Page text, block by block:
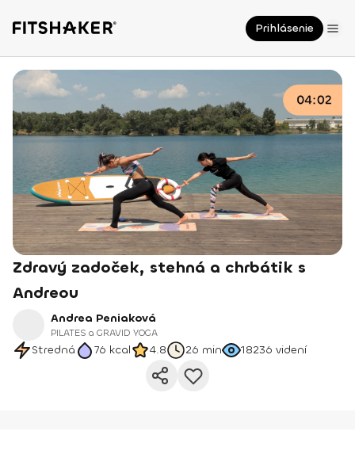
Prihlásenie
Zdravý zadoček, stehná a chrbátik s
Andreou
Andrea Peniaková
PILATES a GRAVID YOGA
Stredná 76 kcal 4.8 26 min 18236 videní